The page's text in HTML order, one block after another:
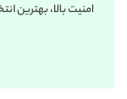
امنیت بالا،